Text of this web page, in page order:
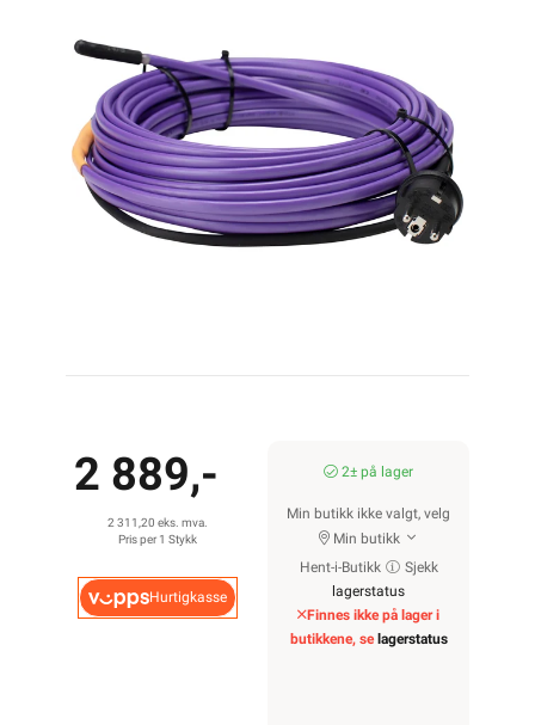
2 889,-
2 311,20 eks. mva.
Pris per 1 Stykk
Hurtigkasse
2± på lager
Min butikk ikke valgt, velg
Min butikk
Hent-i-Butikk
Sjekk
lagerstatus
Finnes ikke på lager i
butikkene, se lagerstatus